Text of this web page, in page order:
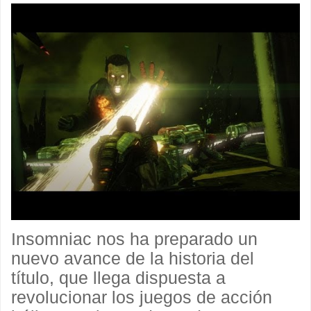
Insomniac nos ha preparado un
nuevo avance de la historia del
título, que llega dispuesta a
revolucionar los juegos de acción